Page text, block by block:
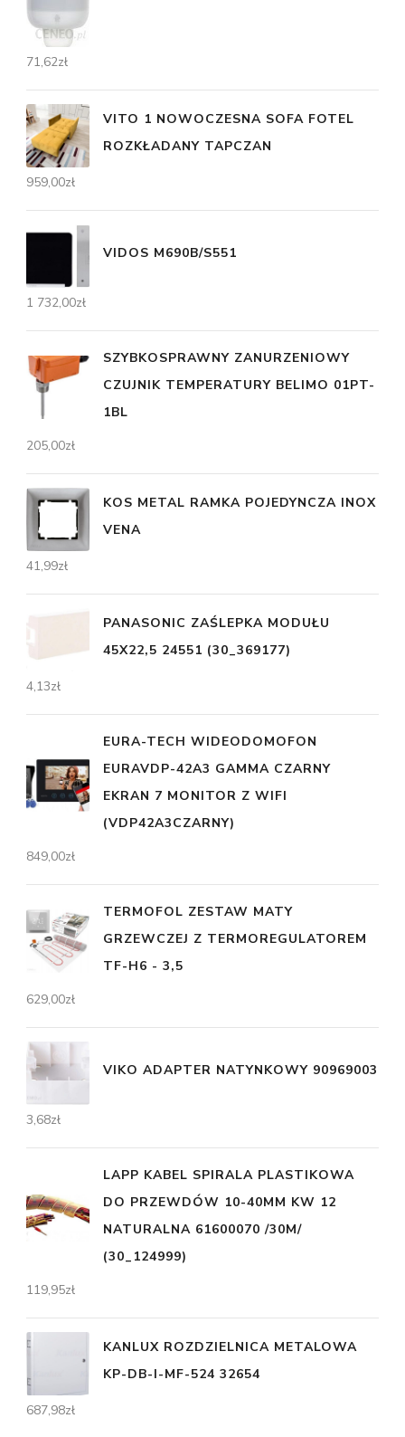
71,62zł
VITO 1 NOWOCZESNA SOFA FOTEL
ROZKŁADANY TAPCZAN
959,00zł
VIDOS M690B/S551
1 732,00zł
SZYBKOSPRAWNY ZANURZENIOWY
CZUJNIK TEMPERATURY BELIMO 01PT-
1BL
205,00zł
KOS METAL RAMKA POJEDYNCZA INOX
VENA
41,99zł
PANASONIC ZAŚLEPKA MODUŁU
45X22,5 24551 (30_369177)
4,13zł
EURA-TECH WIDEODOMOFON
EURAVDP-42A3 GAMMA CZARNY
EKRAN 7 MONITOR Z WIFI
(VDP42A3CZARNY)
849,00zł
TERMOFOL ZESTAW MATY
GRZEWCZEJ Z TERMOREGULATOREM
TF-H6 - 3,5
629,00zł
VIKO ADAPTER NATYNKOWY 90969003
3,68zł
LAPP KABEL SPIRALA PLASTIKOWA
DO PRZEWDÓW 10-40MM KW 12
NATURALNA 61600070 /30M/
(30_124999)
119,95zł
KANLUX ROZDZIELNICA METALOWA
KP-DB-I-MF-524 32654
687,98zł